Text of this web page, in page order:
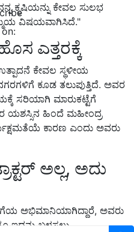
ಕೃಷಿಯನ್ನು ಕೇವಲ ಸುಲಭ
ವಿಷಯವಾಗಿಸಿದೆ."
ಎತ್ತರಕ್ಕೆ
ಕೇವಲ ಸ್ಥಳೀಯ
ಕೂಡ ತಲುಪುತ್ತಿದೆ. ಅವರ
ಸರಿಯಾಗಿ ಮಾರುಕಟ್ಟೆಗೆ
ಯಶಸ್ಸಿನ ಹಿಂದೆ ಮಹೀಂದ್ರ
ಕಾರಣ ಎಂದು ಅವರು
ಅಲ್ಲ, ಅದು
ಅಭಿಮಾನಿಯಾಗಿದ್ದಾರೆ, ಅವರು
ಇದನ್ನು ಬಳಸಲು